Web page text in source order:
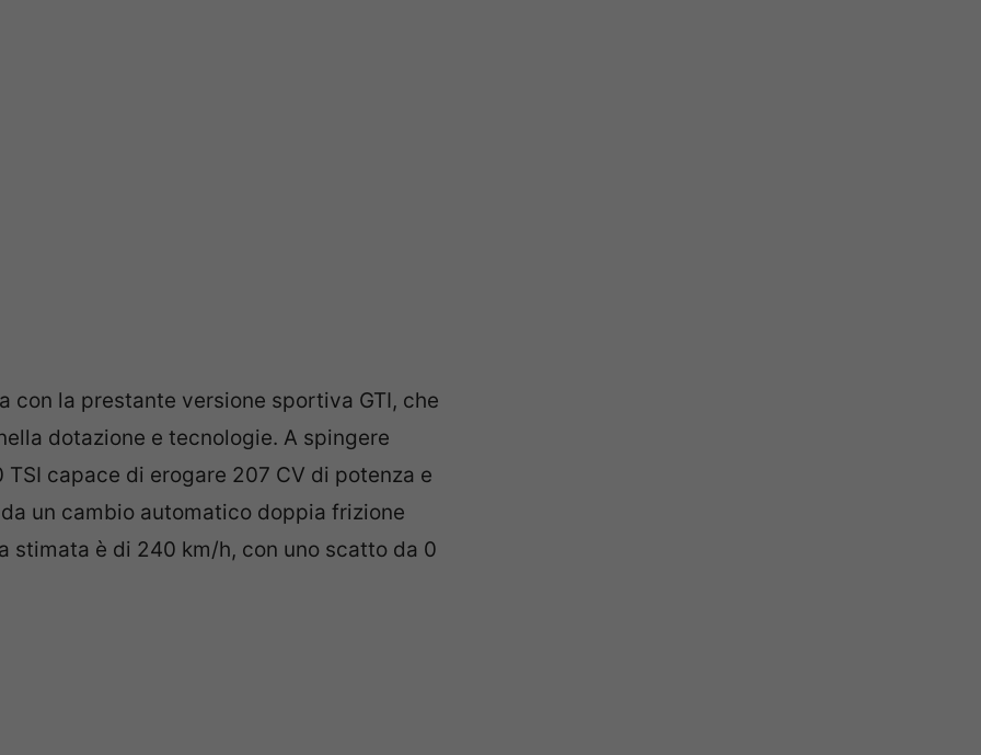
con la prestante versione sportiva GTI, che
dotazione e tecnologie. A spingere
capace di erogare 207 CV di potenza e
un cambio automatico doppia frizione
stimata è di 240 km/h, con uno scatto da 0